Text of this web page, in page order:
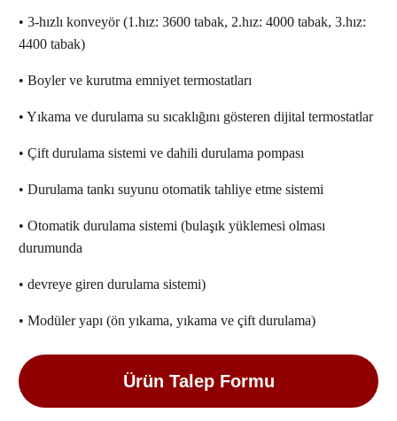
• 3-hızlı konveyör (1.hız: 3600 tabak, 2.hız: 4000 tabak, 3.hız:
4400 tabak)
• Boyler ve kurutma emniyet termostatları
• Yıkama ve durulama su sıcaklığını gösteren dijital termostatlar
• Çift durulama sistemi ve dahili durulama pompası
• Durulama tankı suyunu otomatik tahliye etme sistemi
• Otomatik durulama sistemi (bulaşık yüklemesi olması
durumunda
• devreye giren durulama sistemi)
• Modüler yapı (ön yıkama, yıkama ve çift durulama)
Ürün Talep Formu